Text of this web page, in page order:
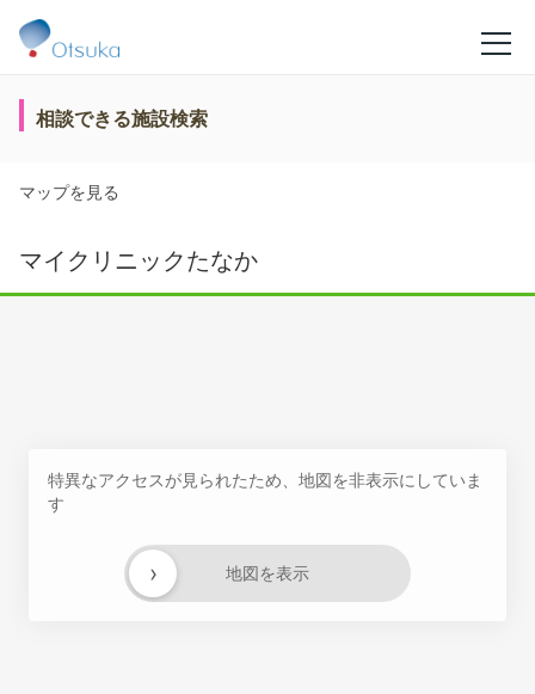
相談できる施設検索
マップを見る
マイクリニックたなか
特異なアクセスが見られたため、地図を非表示にしていま
す
地図を表示
›